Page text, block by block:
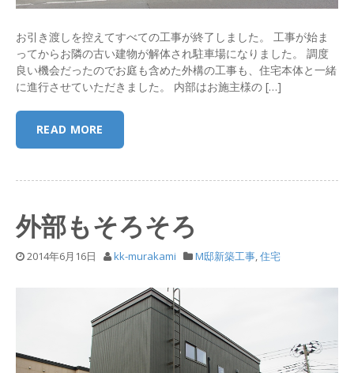
お引き渡しを控えてすべての工事が終了しました。 工事が始ま
ってからお隣の古い建物が解体され駐車場になりました。 調度
良い機会だったのでお庭も含めた外構の工事も、住宅本体と一緒
に進行させていただきました。 内部はお施主様の […]
READ MORE
外部もそろそろ
2014年6月16日 kk-murakami M邸新築工事,住宅